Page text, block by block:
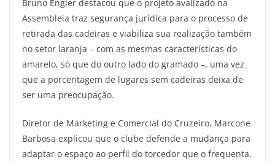
Bruno Engler destacou que o projeto avalizado na
Assembleia traz segurança jurídica para o processo de
retirada das cadeiras e viabiliza sua realização também
no setor laranja – com as mesmas características do
amarelo, só que do outro lado do gramado –, uma vez
que a porcentagem de lugares sem cadeiras deixa de
ser uma preocupação.
Diretor de Marketing e Comercial do Cruzeiro, Marcone
Barbosa explicou que o clube defende a mudança para
adaptar o espaço ao perfil do torcedor que o frequenta.